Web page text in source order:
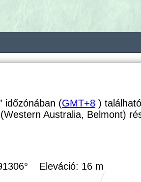
időzónában (GMT+8 )
Australia, Belmont)
Eleváció: 16 m